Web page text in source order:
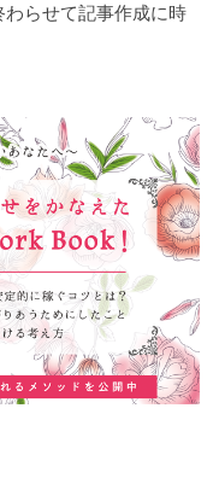
らせて記事作成に時